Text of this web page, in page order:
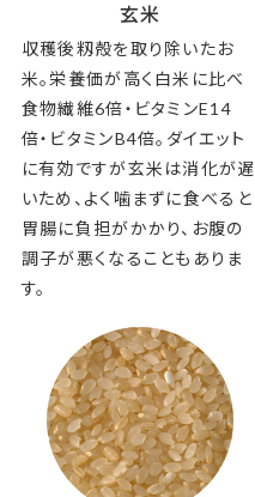
玄米
収穫後籾殻を取り除いたお
米。栄養価が高く白米に比べ
食物繊維6倍・ビタミンE14
倍・ビタミンB4倍。ダイエット
に有効ですが玄米は消化が遅
いため、よく噛まずに食べると
胃腸に負担がかかり、お腹の
調子が悪くなることもありま
す。